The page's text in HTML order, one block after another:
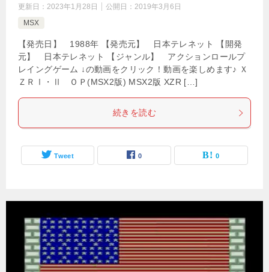
更新日： 2023年1月28日 公開日： 2019年3月6日
MSX
【発売日】 1988年 【発売元】 日本テレネット 【開発
元】 日本テレネット 【ジャンル】 アクションロールプ
レイングゲーム ↓の動画をクリック！動画を楽しめます♪ Ｘ
ＺＲⅠ・Ⅱ ＯＰ(MSX2版) MSX2版 XZR […]
続きを読む
Tweet 0 0